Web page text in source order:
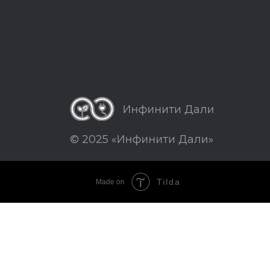
© 2025 «Инфинити Дали»
Инфинити Дали
Made on Tilda